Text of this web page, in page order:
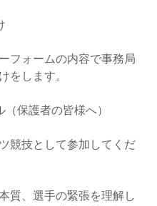
フォームの内容で事務局
をします。
保護者の皆様へ）
競技として参加してくだ
質、選手の緊張を理解し